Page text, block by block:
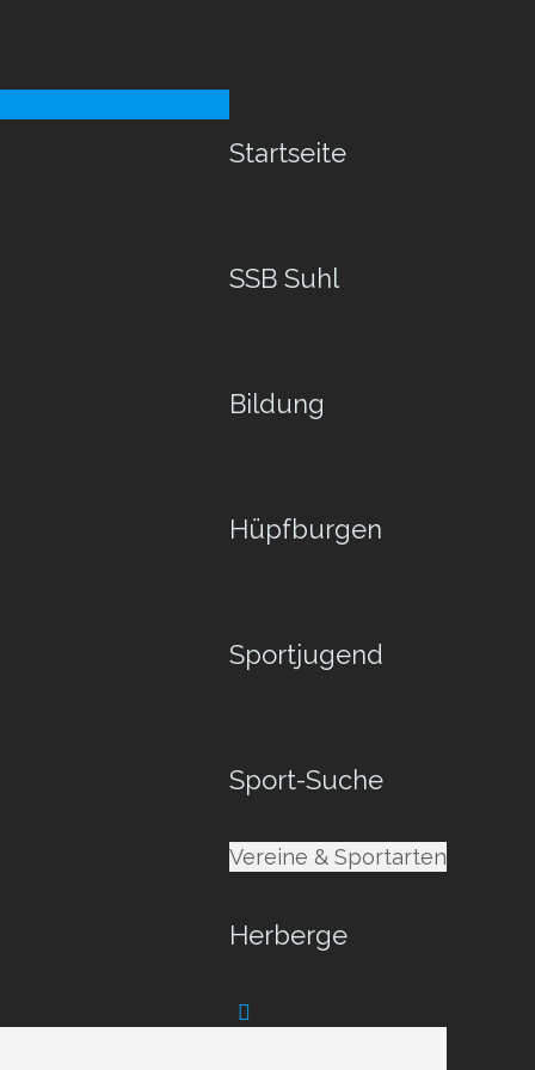
Startseite
SSB Suhl
Bildung
Hüpfburgen
Sportjugend
Sport-Suche
Vereine & Sportarten
Herberge